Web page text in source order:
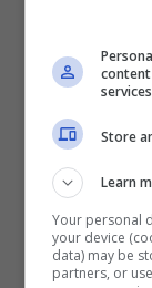
arresto
gravi
soccorritori
immediato
tempo
in un’altra
spostato
content
Store
Learn
Your personal
your device
data) may be
partners, or